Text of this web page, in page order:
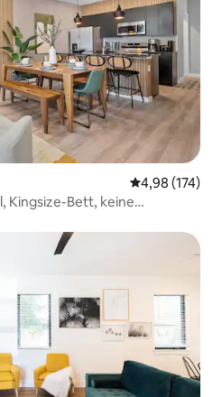
4,98 (174)
Kingsize-Bett, keine